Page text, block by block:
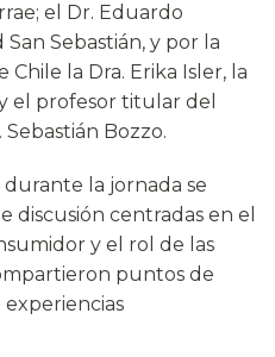
el Dr. Eduardo
Sebastián, y por la
la Dra. Erika Isler, la
el profesor titular del
Bozzo.
la jornada se
discusión centradas en el
y el rol de las
puntos de
experiencias